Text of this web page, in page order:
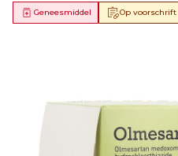
Op voorschrift
Geneesmiddel